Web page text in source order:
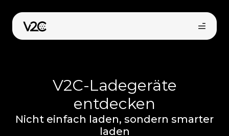
Inhalt
springen
V2C-Ladegeräte
entdecken
Nicht einfach laden, sondern smarter
laden